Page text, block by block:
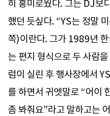
히 흥미로웠다. 그는 DJ보
했던 듯싶다. “YS는 정말
쪽)이란다. 그가 1989년
는 편지 형식으로 두 사람
럼이 실린 후 행사장에서
를 하면서 귀엣말로 “어이
좀 봐줘요”라고 말하고는